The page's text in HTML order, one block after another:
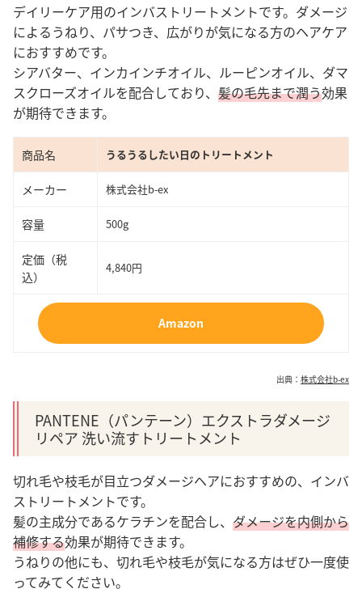
デイリーケア用のインバストリートメントです。ダメージ
によるうねり、パサつき、広がりが気になる方のヘアケア
におすすめです。
シアバター、インカインチオイル、ルーピンオイル、ダマ
スクローズオイルを配合しており、 髪の毛先まで潤う効果
が期待できます。
商品名 うるうるしたい日のトリートメント
メーカー 株式会社b-ex
容量 500g
定価（税
込）
4,840円
Amazon
出典： 株式会社b-ex
PANTENE（パンテーン）エクストラダメージ
リペア 洗い流すトリートメント
切れ毛や枝毛が目立つダメージヘアにおすすめの、インバ
ストリートメントです。
髪の主成分であるケラチンを配合し、 ダメージを内側から
補修する効果が期待できます。
うねりの他にも、切れ毛や枝毛が気になる方はぜひ一度使
ってみてください。